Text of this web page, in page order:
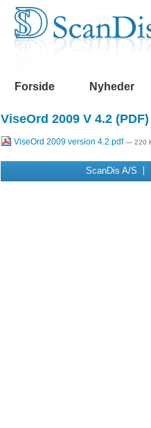
Videre
indhold
menunavigation
Navigation
Forside Nyheder
ViseOrd 2009 V 4.2 (PDF)
ViseOrd 2009 version 4.2.pdf— 220
ScanDis A/S